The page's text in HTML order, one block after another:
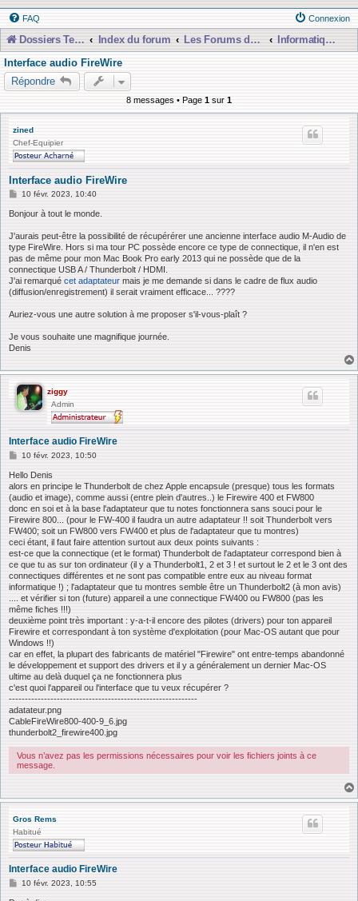
FAQ Connexion
Dossiers Techniques Index du forum Les Forums de Discussions
Informatique, Consoles Numériques et MAO
Interface audio FireWire
Répondre
8 messages • Page 1 sur 1
zined
Chef-Equipier
Interface audio FireWire
M
s
g
e
10 févr. 2023, 10:40
Bonjour à tout le monde.
J'aurais peut-être la possibilité de récupérérer une ancienne interface audio M-Audio de
type FireWire. Hors si ma tour PC possède encore ce type de connectique, il n'en est
pas de même pour mon Mac Book Pro early 2013 qui ne possède que de la
connectique USB A / Thunderbolt / HDMI.
J'ai remarqué cet adaptateur mais je me demande si dans le cadre de flux audio
(diffusion/enregistrement) il serait vraiment efficace... ????
Auriez-vous une autre solution à me proposer s'il-vous-plaît ?
Je vous souhaite une magnifique journée.
Denis
ziggy
Admin
Interface audio FireWire
M
s
s
g
e
10 févr. 2023, 10:50
Hello Denis
alors en principe le Thunderbolt de chez Apple encapsule (presque) tous les formats
(audio et image), comme aussi (entre plein d'autres..) le Firewire 400 et FW800
donc en soi et à la base l'adaptateur que tu notes fonctionnera sans souci pour le
Firewire 800... (pour le FW-400 il faudra un autre adaptateur !! soit Thunderbolt vers
FW400; soit un FW800 vers FW400 et plus de l'adaptateur que tu montres)
ceci étant, il faut faire attention surtout aux deux points suivants :
est-ce que la connectique (et le format) Thunderbolt de l'adaptateur correspond bien à
ce que tu as sur ton ordinateur (il y a Thunderbolt1, 2 et 3 ! et surtout le 2 et le 3 ont des
connectiques différentes et ne sont pas compatible entre eux au niveau format
informatique !) ; l'adaptateur que tu montres semble être un Thunderbolt2 (à mon avis)
.... et vérifier si ton (future) appareil a une connectique FW400 ou FW800 (pas les
même fiches !!!)
deuxième point très important : y-a-t-il encore des pilotes (drivers) pour ton appareil
Firewire et correspondant à ton système d'exploitation (pour Mac-OS autant que pour
Windows !!)
car en effet, la plupart des fabricants de matériel "Firewire" ont entre-temps abandonné
le développement et support des drivers et il y a généralement un dernier Mac-OS
ultime au delà duquel ça ne fonctionnera plus
c'est quoi l'appareil ou l'interface que tu veux récupérer ?
-----------------------------------------------------------
adatateur.png
CableFireWire800-400-9_6.jpg
thunderbolt2_firewire400.jpg
Vous n’avez pas les permissions nécessaires pour voir les fichiers joints à ce
message.
Gros Rems
Habitué
Interface audio FireWire
M10 févr. 2023, 10:55